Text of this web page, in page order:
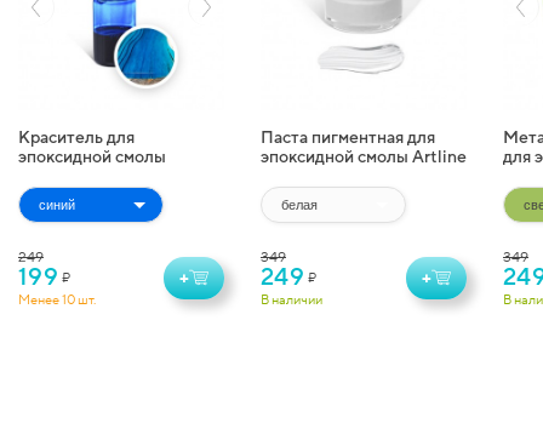
Краситель для
эпоксидной смолы
Transparent Colorant (10
мл)
249
199 ₽
Менее 10 шт.
+
Паста пигментная для
эпоксидной смолы Artline
349
249 ₽
В наличии
+
для
(10 г)
349
В